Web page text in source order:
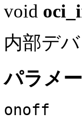
void
内部デ
パラメ
onoff